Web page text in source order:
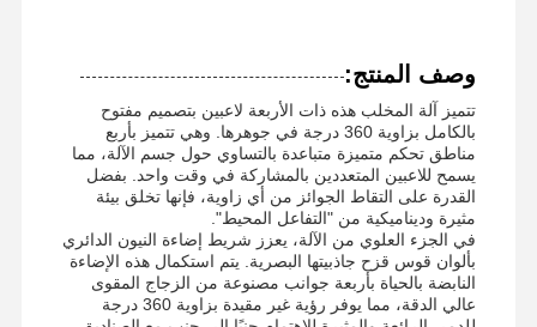
وصف المنتج:
تتميز آلة المخلب هذه ذات الأربعة لاعبين بتصميم مفتوح
بالكامل بزاوية 360 درجة في جوهرها. وهي تتميز بأربع
مناطق تحكم متميزة متباعدة بالتساوي حول جسم الآلة، مما
يسمح للاعبين المتعددين بالمشاركة في وقت واحد. بفضل
القدرة على التقاط الجوائز من أي زاوية، فإنها تخلق بيئة
مثيرة وديناميكية من "التفاعل المحيط".
في الجزء العلوي من الآلة، يعزز شريط إضاءة النيون الدائري
بألوان قوس قزح جاذبيتها البصرية. يتم استكمال هذه الإضاءة
النابضة بالحياة بأربعة جوانب مصنوعة من الزجاج المقوى
عالي الدقة، مما يوفر رؤية غير مقيدة بزاوية 360 درجة